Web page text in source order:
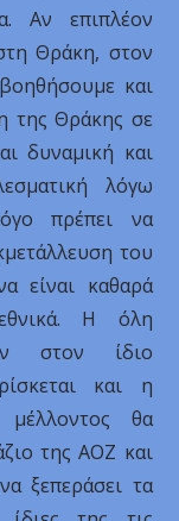
Αν επιπλέον
Θράκη, στον
και
της Θράκης σε
δυναμική και
λόγω
πρέπει να
του
είναι καθαρά
Η όλη
στον ίδιο
και η
θα
της ΑΟΖ και
ξεπεράσει τα